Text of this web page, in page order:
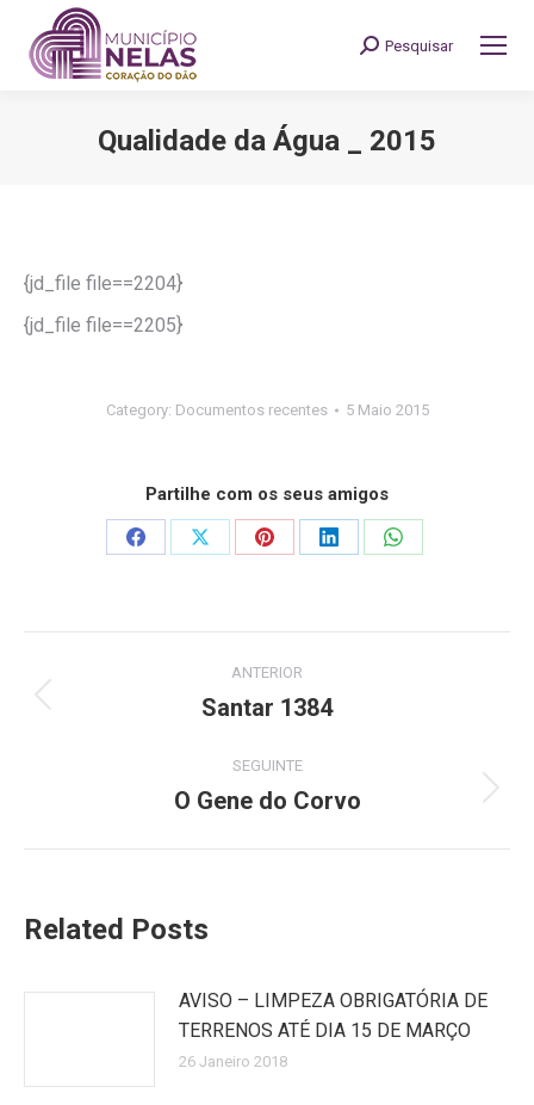
Search:
Pesquisar
Qualidade da Água _ 2015
{jd_file file==2204}
{jd_file file==2205}
Category: Documentos recentes 5 Maio 2015
Partilhe com os seus amigos
Share
Share
Share
Share
Share
navigation
ANTERIOR
Previous
Santar 1384
SEGUINTE
Next
O Gene do Corvo
Related Posts
AVISO – LIMPEZA OBRIGATÓRIA DE
TERRENOS ATÉ DIA 15 DE MARÇO
26 Janeiro 2018